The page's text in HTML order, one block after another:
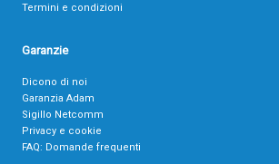
Termini e condizioni
Garanzie
Dicono di noi
Garanzia Adam
Sigillo Netcomm
Privacy e cookie
FAQ: Domande frequenti